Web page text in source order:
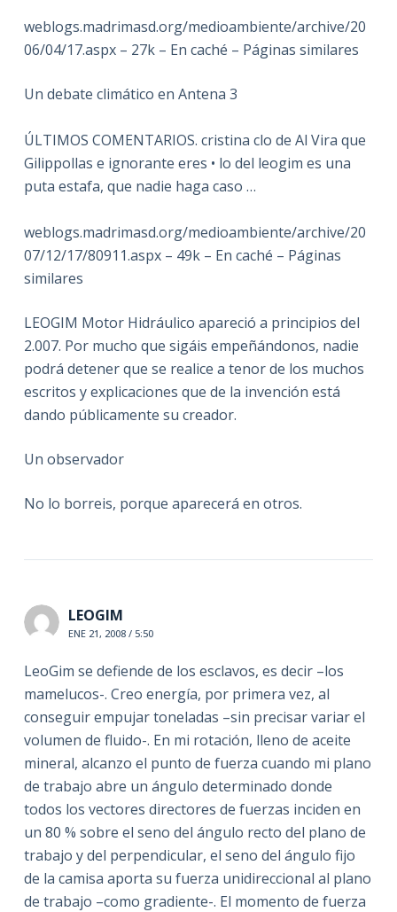
weblogs.madrimasd.org/medioambiente/archive/20
06/04/17.aspx – 27k – En caché – Páginas similares
Un debate climático en Antena 3
ÚLTIMOS COMENTARIOS. cristina clo de Al Vira que
Gilippollas e ignorante eres • lo del leogim es una
puta estafa, que nadie haga caso …
weblogs.madrimasd.org/medioambiente/archive/20
07/12/17/80911.aspx – 49k – En caché – Páginas
similares
LEOGIM Motor Hidráulico apareció a principios del
2.007. Por mucho que sigáis empeñándonos, nadie
podrá detener que se realice a tenor de los muchos
escritos y explicaciones que de la invención está
dando públicamente su creador.
Un observador
No lo borreis, porque aparecerá en otros.
LEOGIM
ENE 21, 2008 / 5:50
LeoGim se defiende de los esclavos, es decir –los
mamelucos-. Creo energía, por primera vez, al
conseguir empujar toneladas –sin precisar variar el
volumen de fluido-. En mi rotación, lleno de aceite
mineral, alcanzo el punto de fuerza cuando mi plano
de trabajo abre un ángulo determinado donde
todos los vectores directores de fuerzas inciden en
un 80 % sobre el seno del ángulo recto del plano de
trabajo y del perpendicular, el seno del ángulo fijo
de la camisa aporta su fuerza unidireccional al plano
de trabajo –como gradiente-. El momento de fuerza